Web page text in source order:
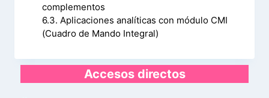
complementos
6.3. Aplicaciones analíticas con módulo CMI
(Cuadro de Mando Integral)
Accesos directos